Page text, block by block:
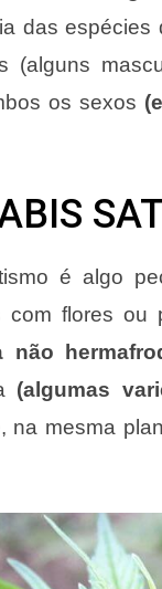
das espécies
(alguns
os sexos
é algo
com flores ou
não
(algumas
mesma